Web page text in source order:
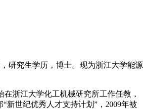
研究生学历，博士。现为浙江大学能源
浙江大学化工机械研究所工作任教，
新世纪优秀人才支持计划”，2009年被